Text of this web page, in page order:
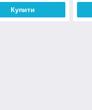
Купити